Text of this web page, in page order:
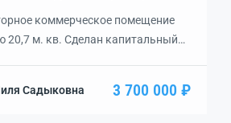
коммерческое помещение
м. кв. Сделан капитальный
с отдельным выходом на
Садыковна 3 700 000 ₽